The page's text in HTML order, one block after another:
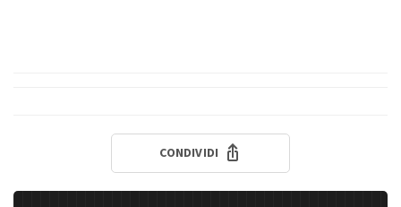
CONDIVIDI